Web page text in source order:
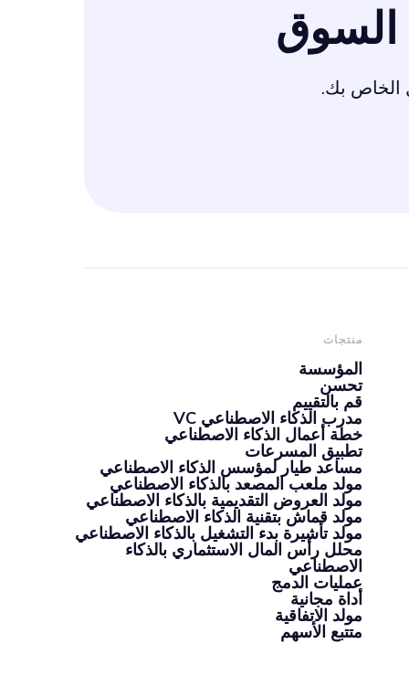
السوق
الخاص بك.
منتجات
المؤسسة
تحسن
قم بالتقييم
مدرب الذكاء الاصطناعي VC
خطة أعمال الذكاء الاصطناعي
تطبيق المسرعات
مساعد طيار لمؤسس الذكاء الاصطناعي
مولد ملعب المصعد بالذكاء الاصطناعي
مولد العروض التقديمية بالذكاء الاصطناعي
مولد قماش بتقنية الذكاء الاصطناعي
مولد تأشيرة بدء التشغيل بالذكاء الاصطناعي
محلل رأس المال الاستثماري بالذكاء
الاصطناعي
عمليات الدمج
أداة مجانية
مولد الاتفاقية
متتبع الأسهم